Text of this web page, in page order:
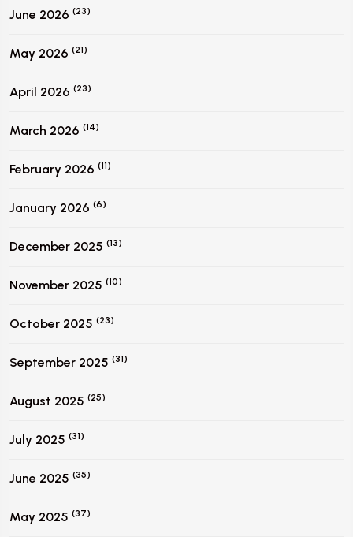
June 2026 (23)
May 2026 (21)
April 2026 (23)
March 2026 (14)
February 2026 (11)
January 2026 (6)
December 2025 (13)
November 2025 (10)
October 2025 (23)
September 2025 (31)
August 2025 (25)
July 2025 (31)
June 2025 (35)
May 2025 (37)